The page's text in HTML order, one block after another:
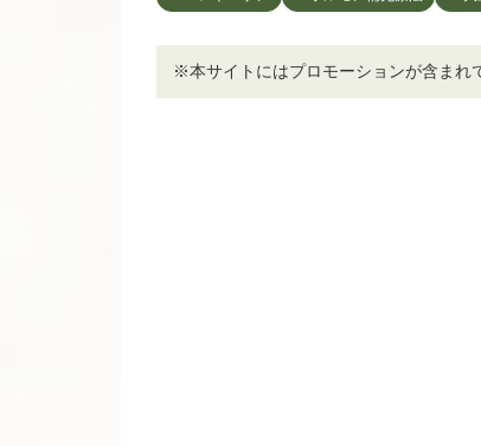
※本サイトにはプロモーションが含まれ